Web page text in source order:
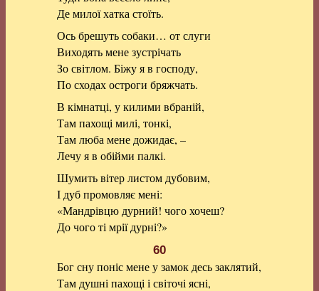
Де милої хатка стоїть.
Ось брешуть собаки… от слуги
Виходять мене зустрічать
Зо світлом. Біжу я в господу,
По сходах остроги бряжчать.
В кімнатці, у килими вбраній,
Там пахощі милі, тонкі,
Там люба мене дожидає, –
Лечу я в обійми палкі.
Шумить вітер листом дубовим,
І дуб промовляє мені:
«Мандрівцю дурний! чого хочеш?
До чого ті мрії дурні?»
60
Бог сну поніс мене у замок десь заклятий,
Там душні пахощі і світочі ясні,